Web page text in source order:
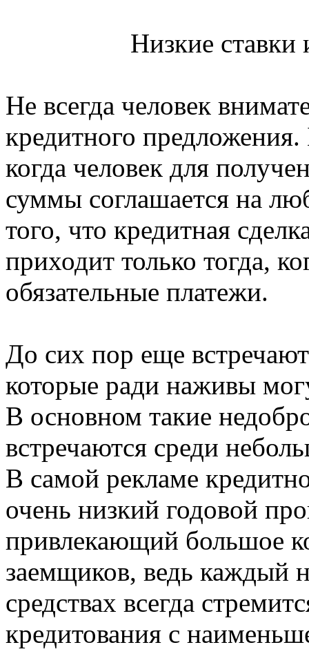
Низкие ставки
Не всегда человек
кредитного
когда человек для
суммы соглашается на
того, что кредитная
приходит только тогда,
обязательные платежи.
До сих пор еще
которые ради наживы
В основном такие
встречаются среди
В самой рекламе
очень низкий годовой
привлекающий большое
заемщиков, ведь каждый
средствах всегда
кредитования с